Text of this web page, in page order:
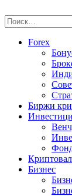
to
content
Найти:
Forex
Биржи
Бизнес